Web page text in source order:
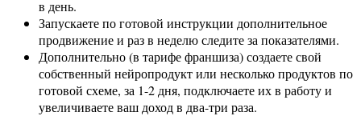
в день.
Запускаете по готовой инструкции дополнительное
продвижение и раз в неделю следите за показателями.
Дополнительно (в тарифе франшиза) создаете свой
собственный нейропродукт или несколько продуктов по
готовой схеме, за 1-2 дня, подключаете их в работу и
увеличиваете ваш доход в два-три раза.